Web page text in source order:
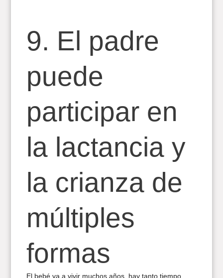
9. El padre
puede
participar en
la lactancia y
la crianza de
múltiples
formas
El bebé va a vivir muchos años, hay tanto tiempo